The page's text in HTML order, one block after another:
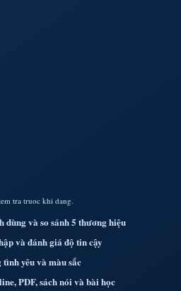
tra truoc khi dang.
dùng và so sánh 5 thương hiệu
và đánh giá độ tin cậy
yêu và màu sắc
PDF, sách nói và bài học